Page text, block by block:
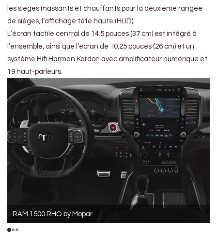
les sièges massants et chauffants pour la deuxième rangée
de sièges, l’affichage tête haute (HUD).
L’écran tactile central de 14.5 pouces (37 cm) est intégré à
l’ensemble, ainsi que l’écran de 10.25 pouces (26 cm) et un
système Hifi Harman Kardon avec amplificateur numérique et
19 haut-parleurs.
RAM 1500 RHO by Mopar